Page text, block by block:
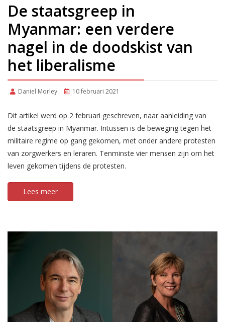
De staatsgreep in
Myanmar: een verdere
nagel in de doodskist van
het liberalisme
Daniel Morley 10 februari 2021
Dit artikel werd op 2 februari geschreven, naar aanleiding van
de staatsgreep in Myanmar. Intussen is de beweging tegen het
militaire regime op gang gekomen, met onder andere protesten
van zorgwerkers en leraren. Tenminste vier mensen zijn om het
leven gekomen tijdens de protesten.
Lees meer